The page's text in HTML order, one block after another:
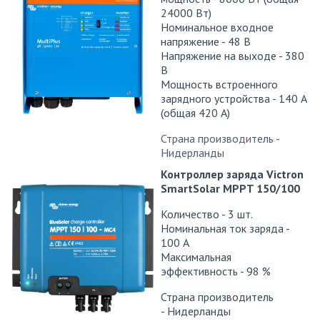
24000 Вт)
Номинальное входное
напряжение - 48 В
Напряжение на выходе - 380
В
Мощность встроенного
зарядного устройства - 140 А
(общая 420 А)
Страна производитель -
Нидерланды
Контроллер заряда Victron
SmartSolar MPPT 150/100
Количество - 3 шт.
Номинальная ток заряда -
100 А
Максимальная
эффективность - 98 %
Страна производитель
- Нидерланды